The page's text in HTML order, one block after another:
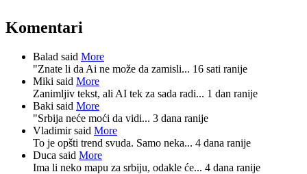
Komentari
Balad said More
"Znate li da Ai ne može da zamisli... 16 sati ranije
Miki said More
Zanimljiv tekst, ali AI tek za sada radi... 1 dan ranije
Baki said More
"Srbija neće moći da vidi... 3 dana ranije
Vladimir said More
To je opšti trend svuda. Samo neka... 4 dana ranije
Duca said More
Ima li neko mapu za srbiju, odakle će... 4 dana ranije